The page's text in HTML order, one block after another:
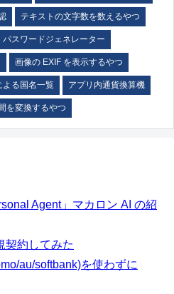
テキストの文字数を数えるやつ
パスワードジェネレーター
画像の EXIF を表示するやつ
よる国名一覧 アプリ内通貨換算機
を変換するやつ
Agent」マカロン AI の紹
契約してみた
au/softbank)を使わずに